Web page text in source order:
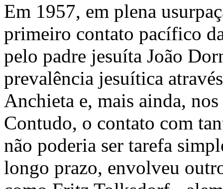
Em 1957, em plena
primeiro contato pacífico
pelo padre jesuíta João
prevalência jesuítica
Anchieta e, mais ainda,
Contudo, o contato com
não poderia ser tarefa
longo prazo, envolveu